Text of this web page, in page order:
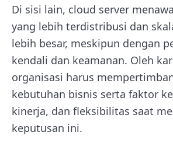
Di sisi lain, cloud server
yang lebih terdistribusi dan
lebih besar, meskipun dengan
kendali dan keamanan. Oleh
organisasi harus
kebutuhan bisnis serta faktor
kinerja, dan fleksibilitas saat
keputusan ini.